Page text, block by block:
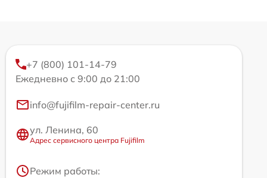
+7 (800) 101-14-79
Ежедневно с 9:00 до 21:00
info@fujifilm-repair-center.ru
ул. Ленина, 60
Адрес сервисного центра Fujifilm
Режим работы: